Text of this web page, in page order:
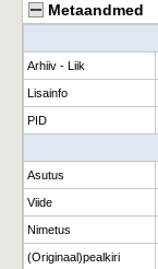
Metaandmed
Arhiiv - Liik
Lisainfo
PID
Asutus
Viide
Nimetus
(Originaal)pealkiri